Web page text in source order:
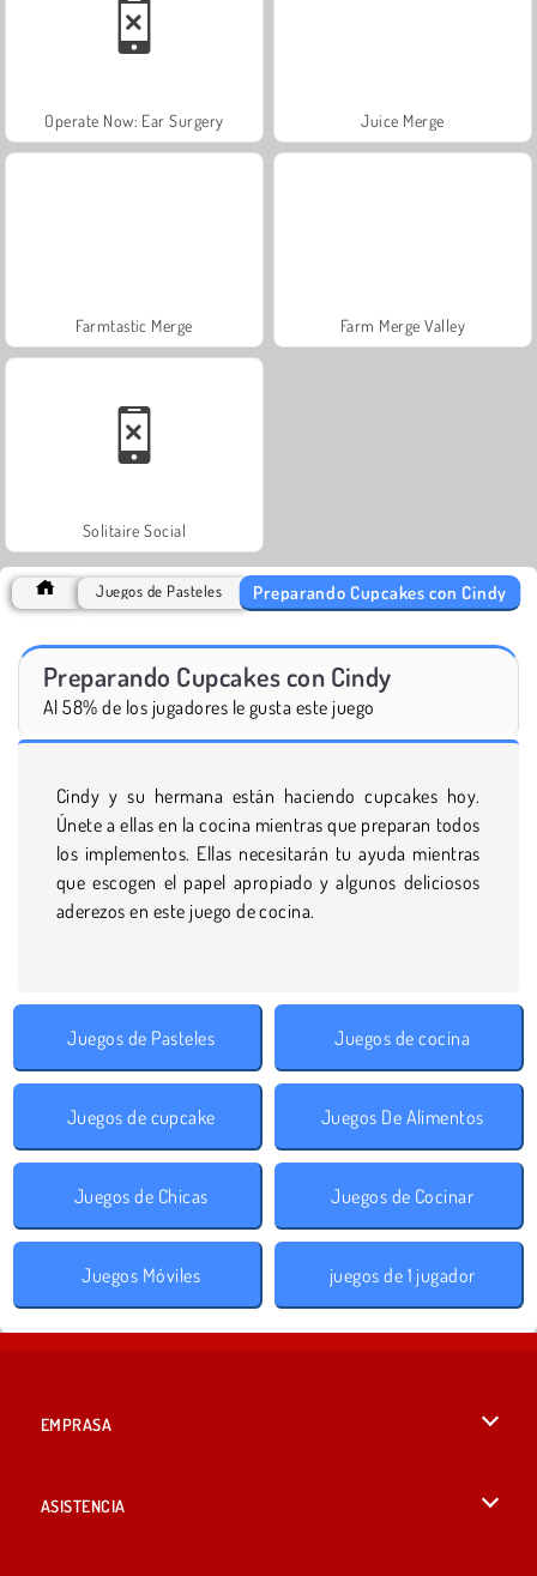
Operate Now: Ear Surgery Juice Merge
Farmtastic Merge Farm Merge Valley
Solitaire Social
Juegos de Pasteles Preparando Cupcakes con Cindy
Preparando Cupcakes con Cindy
Al 58% de los jugadores le gusta este juego
Cindy y su hermana están haciendo cupcakes hoy.
Únete a ellas en la cocina mientras que preparan todos
los implementos. Ellas necesitarán tu ayuda mientras
que escogen el papel apropiado y algunos deliciosos
aderezos en este juego de cocina.
Juegos de Pasteles Juegos de cocina
Juegos de cupcake Juegos De Alimentos
Juegos de Chicas Juegos de Cocinar
Juegos Móviles juegos de 1 jugador
EMPRASA
ASISTENCIA